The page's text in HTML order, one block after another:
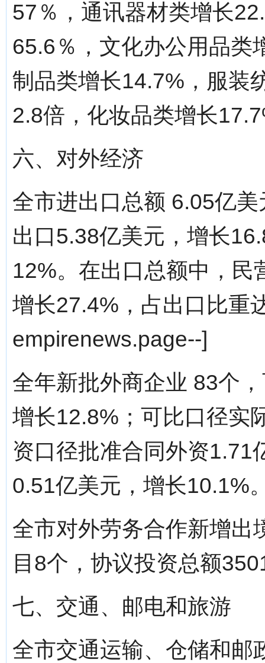
57％，通讯器材类增长
65.6％，文化办公用品类
制品类增长14.7%，服装
2.8倍，化妆品类增长
六、对外经济
全市进出口总额 6.05亿
出口5.38亿美元，增长
12%。在出口总额中，民
增长27.4%，占出口比重
empirenews.page--]
全年新批外商企业 83个
增长12.8%；可比口径实
资口径批准合同外资1.71
0.51亿美元，增长10.1%
全市对外劳务合作新增出
目8个，协议投资总额
七、交通、邮电和旅游
全市交通运输、仓储和邮